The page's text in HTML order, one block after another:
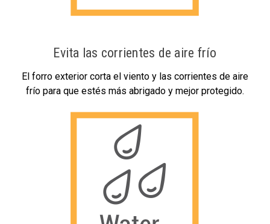
Evita las corrientes de aire frío
El forro exterior corta el viento y las corrientes de aire
frío para que estés más abrigado y mejor protegido.